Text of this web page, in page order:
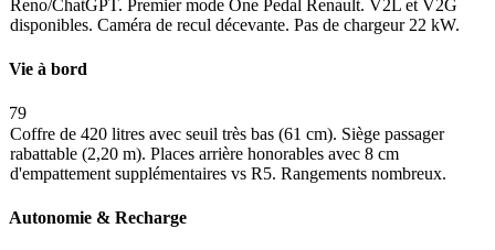
Reno/ChatGPT. Premier mode One Pedal Renault. V2L et V2G
disponibles. Caméra de recul décevante. Pas de chargeur 22 kW.
Vie à bord
79
Coffre de 420 litres avec seuil très bas (61 cm). Siège passager
rabattable (2,20 m). Places arrière honorables avec 8 cm
d'empattement supplémentaires vs R5. Rangements nombreux.
Autonomie & Recharge